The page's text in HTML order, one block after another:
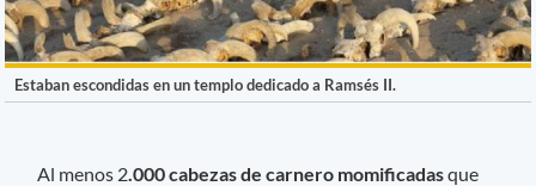
Estaban escondidas en un templo dedicado a Ramsés II.
Al menos 2 .000 cabezas de carnero momificadasque